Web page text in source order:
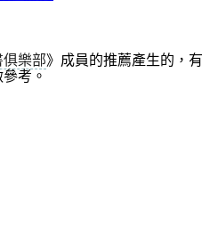
樂部》成員的推薦產生的，有
考。